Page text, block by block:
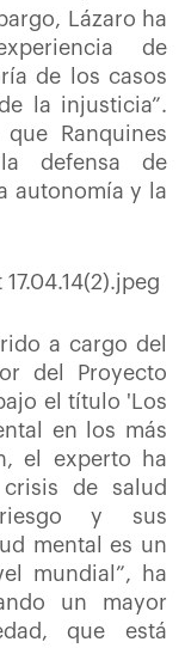
Lázaro ha
de
de los casos
la injusticia”.
Ranquines
defensa de
autonomía y la
a cargo del
del Proyecto
el título 'Los
en los más
el experto ha
de salud
y sus
mental es un
mundial”, ha
un mayor
que está